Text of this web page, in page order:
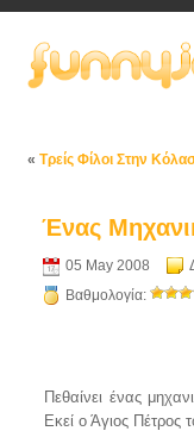
« Τρείς Φίλοι Στην
Ένας
05 May 2008
Βαθμολογία:
Πεθαίνει ένας
Εκεί ο Άγιος Πέτρος